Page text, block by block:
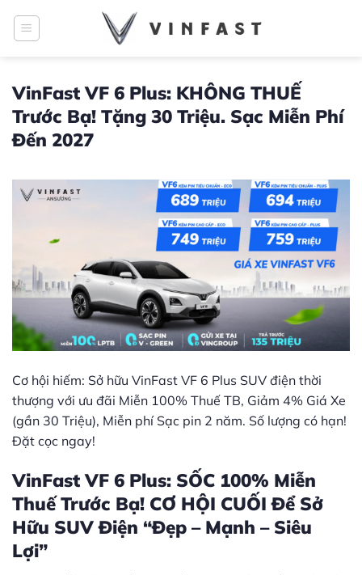
qua
VinFast VF 6 Plus: KHÔNG THUẾ
Trước Bạ! Tặng 30 Triệu. Sạc Miễn Phí
Đến 2027
Cơ hội hiếm: Sở hữu VinFast VF 6 Plus SUV điện thời
thượng với ưu đãi Miễn 100% Thuế TB, Giảm 4% Giá Xe
(gần 30 Triệu), Miễn phí Sạc pin 2 năm. Số lượng có hạn!
Đặt cọc ngay!
VinFast VF 6 Plus: SỐC 100% Miễn
Thuế Trước Bạ! CƠ HỘI CUỐI Để Sở
Hữu SUV Điện “Đẹp – Mạnh – Siêu
Lợi”